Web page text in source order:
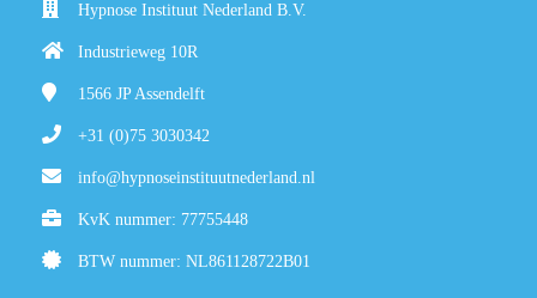
Hypnose Instituut Nederland B.V.
Industrieweg 10R
1566 JPAssendelft
+31 (0)75 3030342
info@hypnoseinstituutnederland.nl
KvK nummer: 77755448
BTW nummer: NL861128722B01